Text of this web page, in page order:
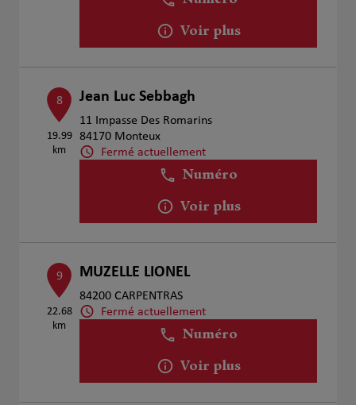
Voir plus
8
19.99
km
Jean Luc Sebbagh
11 Impasse Des Romarins
84170 Monteux
Fermé actuellement
Numéro
Voir plus
9
22.68
km
MUZELLE LIONEL
84200 CARPENTRAS
Fermé actuellement
Numéro
Voir plus